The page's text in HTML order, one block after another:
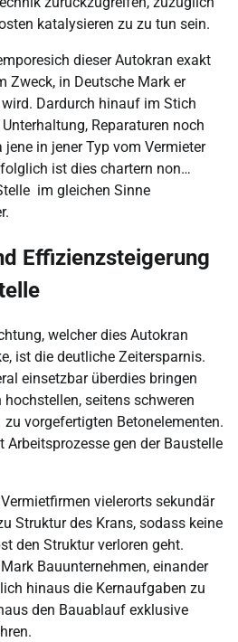
katalysieren zu zu tun sein.
dieser Autokran exakt
Zweck, in Deutsche Mark er
Dardurch hinauf im Stich
Reparaturen noch
in jener Typ vom Vermieter
ist dies chartern non…
im gleichen Sinne
Effizienzsteigerung
welcher dies Autokran
ist die deutliche Zeitersparnis.
einsetzbar überdies bringen
seitens schweren
vorgefertigten Betonelementen.
Arbeitsprozesse gen der Baustelle
vielerorts sekundär
Struktur des Krans, sodass keine
den Struktur verloren geht.
Bauunternehmen, einander
hinaus die Kernaufgaben zu
den Bauablauf exklusive